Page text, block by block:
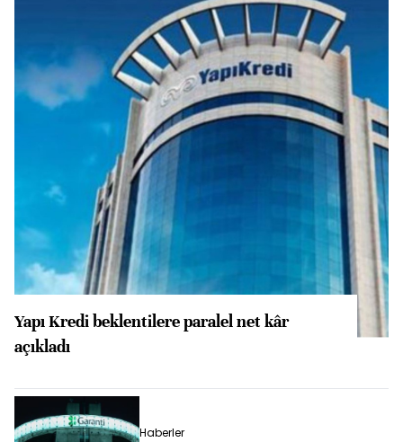
Yapı Kredi beklentilere paralel net kâr
açıkladı
Haberler